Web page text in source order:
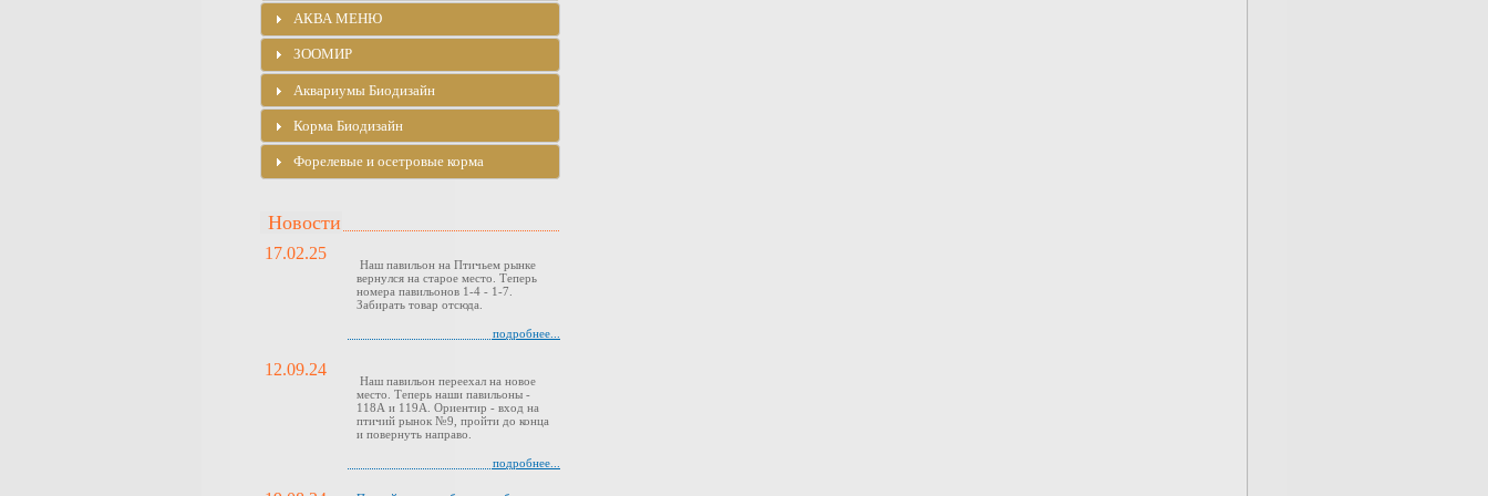
АКВА МЕНЮ
ЗООМИР
Аквариумы Биодизайн
Корма Биодизайн
Форелевые и осетровые корма
Новости
17.02.25
Наш павильон на Птичьем рынке
вернулся на старое место. Теперь
номера павильонов 1-4 - 1-7.
Забирать товар отсюда.
подробнее...
12.09.24
Наш павильон переехал на новое
место. Теперь наши павильоны -
118А и 119А. Ориентир - вход на
птичий рынок №9, пройти до конца
и повернуть направо.
подробнее...